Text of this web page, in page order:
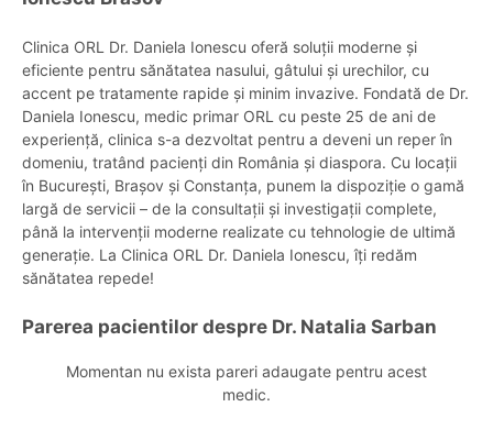
Clinica ORL Dr. Daniela Ionescu oferă soluții moderne și
eficiente pentru sănătatea nasului, gâtului și urechilor, cu
accent pe tratamente rapide și minim invazive. Fondată de Dr.
Daniela Ionescu, medic primar ORL cu peste 25 de ani de
experiență, clinica s-a dezvoltat pentru a deveni un reper în
domeniu, tratând pacienți din România și diaspora. Cu locații
în București, Brașov și Constanța, punem la dispoziție o gamă
largă de servicii – de la consultații și investigații complete,
până la intervenții moderne realizate cu tehnologie de ultimă
generație. La Clinica ORL Dr. Daniela Ionescu, îți redăm
sănătatea repede!
Parerea pacientilor despre Dr. Natalia Sarban
Momentan nu exista pareri adaugate pentru acest
medic.